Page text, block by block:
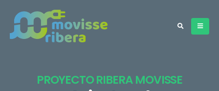
PROYECTO RIBERA MOVISSE